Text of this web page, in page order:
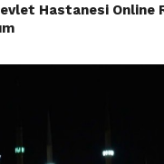
Hastanesi Online